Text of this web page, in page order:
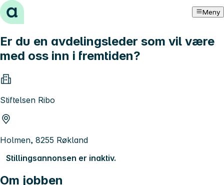
Hopp til innhold Meny
Er du en avdelingsleder som vil være
med oss inn i fremtiden?
Stiftelsen Ribo
Holmen, 8255 Røkland
Stillingsannonsen er inaktiv.
Om jobben